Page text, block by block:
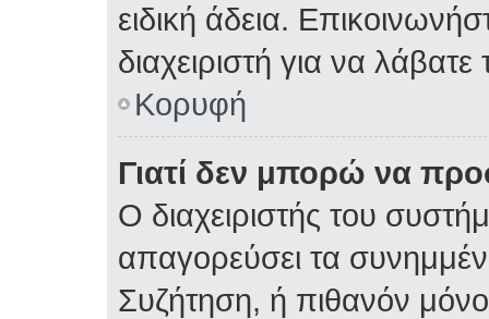
ειδική άδεια.
διαχειριστή για να λάβατε
Κορυφή
Γιατί δεν μπορώ να
Ο διαχειριστής του
απαγορεύσει τα
Συζήτηση, ή πιθανόν